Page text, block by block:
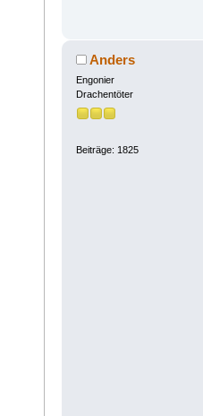
Anders
Engonier
Drachentöter
Beiträge: 1825